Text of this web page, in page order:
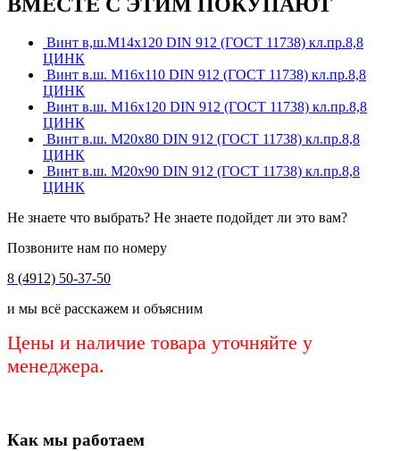
ВМЕСТЕ С ЭТИМ ПОКУПАЮТ
Винт в,ш.М14х120 DIN 912 (ГОСТ 11738) кл.пр.8,8
ЦИНК
Винт в.ш. М16х110 DIN 912 (ГОСТ 11738) кл.пр.8,8
ЦИНК
Винт в.ш. М16х120 DIN 912 (ГОСТ 11738) кл.пр.8,8
ЦИНК
Винт в.ш. М20х80 DIN 912 (ГОСТ 11738) кл.пр.8,8
ЦИНК
Винт в.ш. М20х90 DIN 912 (ГОСТ 11738) кл.пр.8,8
ЦИНК
Не знаете что выбрать? Не знаете подойдет ли это вам?
Позвоните нам по номеру
8 (4912) 50-37-50
и мы всё расскажем и объясним
Цены и наличие товара уточняйте у
менеджера.
Как мы работаем